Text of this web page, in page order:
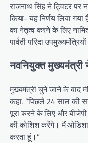
राजनाथ सिंह ने ट्विटर पर
किया- यह निर्णय लिया
का नेतृत्व करने के लिए
पार्वती परिदा
नवनियुक्त मुख्यमंत्री
मुख्यमंत्री चुने जाने के बाद
कहा, “पिछले 24 साल की
पूरा करने के लिए और
की कोशिश करेंगे। मैं ओडिशा
करता हूं।”